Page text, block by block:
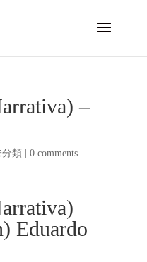
–
分類 0 comments
Eduardo